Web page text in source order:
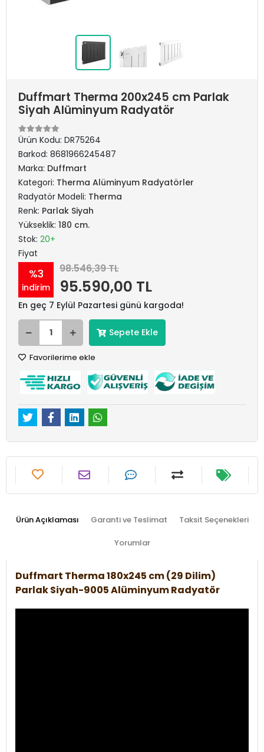
Duffmart Therma 200x245 cm Parlak
Siyah Alüminyum Radyatör
Ürün Kodu: DR75264
Barkod: 8681966245487
Marka: Duffmart
Kategori: Therma Alüminyum Radyatörler
Radyatör Modeli: Therma
Renk: Parlak Siyah
Yükseklik: 180 cm.
Stok: 20+
Fiyat
%3
indirim
98.546,39 TL
95.590,00 TL
En geç 7 Eylül Pazartesi günü kargoda!
Sepete Ekle
Favorilerime ekle
Ürün Açıklaması Garanti ve Teslimat Taksit Seçenekleri
Yorumlar
Duffmart Therma 180x245 cm (29 Dilim)
Parlak Siyah-9005 Alüminyum Radyatör